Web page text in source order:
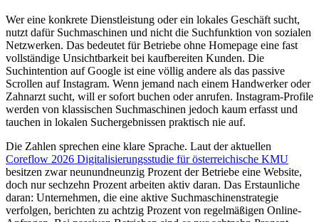
Wer eine konkrete Dienstleistung oder ein lokales Geschäft sucht,
nutzt dafür Suchmaschinen und nicht die Suchfunktion von sozialen
Netzwerken. Das bedeutet für Betriebe ohne Homepage eine fast
vollständige Unsichtbarkeit bei kaufbereiten Kunden. Die
Suchintention auf Google ist eine völlig andere als das passive
Scrollen auf Instagram. Wenn jemand nach einem Handwerker oder
Zahnarzt sucht, will er sofort buchen oder anrufen. Instagram-Profile
werden von klassischen Suchmaschinen jedoch kaum erfasst und
tauchen in lokalen Suchergebnissen praktisch nie auf.
Die Zahlen sprechen eine klare Sprache. Laut der aktuellen
Coreflow 2026 Digitalisierungsstudie für österreichische KMU
besitzen zwar neunundneunzig Prozent der Betriebe eine Website,
doch nur sechzehn Prozent arbeiten aktiv daran. Das Erstaunliche
daran: Unternehmen, die eine aktive Suchmaschinenstrategie
verfolgen, berichten zu achtzig Prozent von regelmäßigen Online-